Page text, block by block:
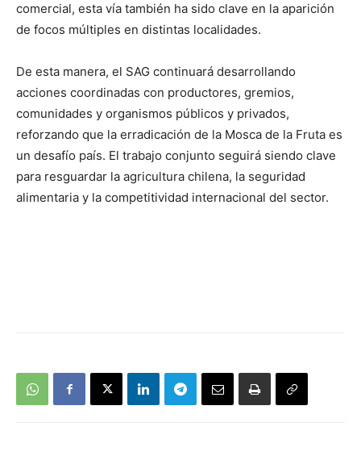
comercial, esta vía también ha sido clave en la aparición
de focos múltiples en distintas localidades.
De esta manera, el SAG continuará desarrollando
acciones coordinadas con productores, gremios,
comunidades y organismos públicos y privados,
reforzando que la erradicación de la Mosca de la Fruta es
un desafío país. El trabajo conjunto seguirá siendo clave
para resguardar la agricultura chilena, la seguridad
alimentaria y la competitividad internacional del sector.